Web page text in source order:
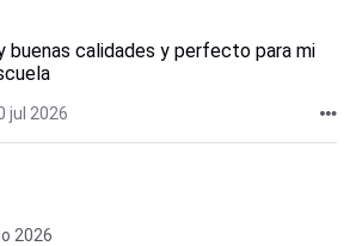
buenas calidades y perfecto para mi
jul 2026
2026